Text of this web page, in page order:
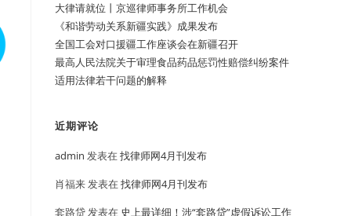
大律请就位丨京巡律师事务所工作机会
《和谐劳动关系新疆实践》成果发布
全国工会对口援疆工作座谈会在新疆召开
最高人民法院关于审理食品药品惩罚性赔偿纠纷案件
适用法律若干问题的解释
近期评论
admin 发表在找律师网4月刊发布
肖福来发表在找律师网4月刊发布
套路贷发表在 史上最详细！涉“套路贷”虚假诉讼工作